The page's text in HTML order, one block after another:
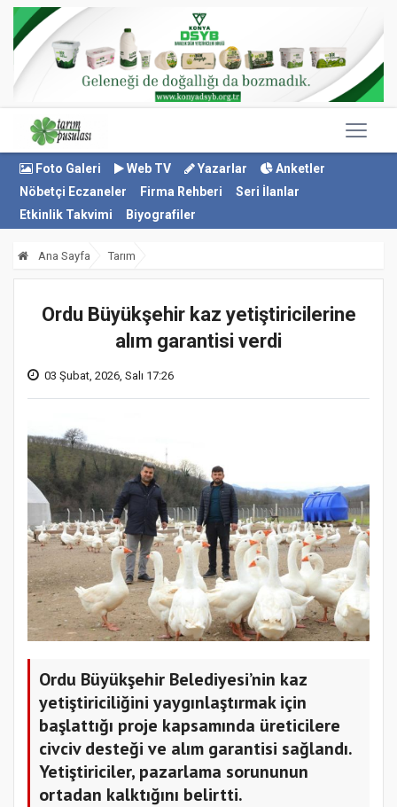
Foto Galeri Web TV Yazarlar
Anketler
Nöbetçi Eczaneler
Firma Rehberi
Seri İlanlar
Etkinlik Takvimi
Biyografiler
Ana Sayfa Tarım
Ordu Büyükşehir kaz yetiştiricilerine
alım garantisi verdi
03 Şubat, 2026, Salı 17:26
Ordu Büyükşehir Belediyesi’nin kaz
yetiştiriciliğini yaygınlaştırmak için
başlattığı proje kapsamında üreticilere
civciv desteği ve alım garantisi sağlandı.
Yetiştiriciler, pazarlama sorununun
ortadan kalktığını belirtti.